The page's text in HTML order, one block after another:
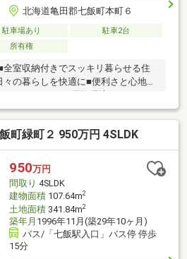
北海道亀田郡七飯町本町６
駐車場あり
駐車2台
所有権
室収納付きでスッキリ暮らせる住
の暮らしを快適に■便利さと心地よ
リーホーム～～周辺環境～～■ロー
グ・・・13分■セイコーマー
・15分 ▼▼ 打ち合わせ・見学プラ
＜探し始めの方向け＞しっかり
(0.5h~) 詳しくは物件詳細下段の
さい。
町緑町２ 950万円 4SLDK
950万円
間取り 4SLDK
建物面積107.64m2
土地面積341.84m2
築年月 1996年11月(築29年10ヶ月)
バス/「七飯駅入口」バス停 停歩
15分